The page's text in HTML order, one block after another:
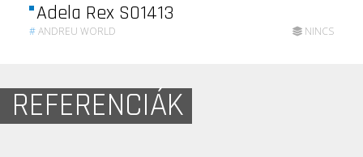
Adela Rex SO1413
#ANDREU WORLD NINCS
REFERENCIÁK